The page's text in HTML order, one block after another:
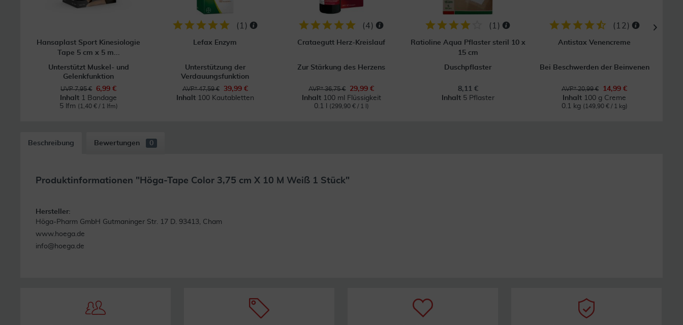
Hansaplast Sport Kinesiologie
Tape 5 cm x 5 m...
Unterstützt Muskel- und
Gelenkfunktion
UVP 7,95 €
6,99 €
Inhalt 1 Bandage
5 lfm (1,40 € / 1 lfm)
( 1 )
Lefax Enzym
Unterstützung der
Verdauungsfunktion
AVP* 47,59 €
39,99 €
Inhalt 100 Kautabletten
(4)
Crataegutt Herz-Kreislauf
Zur Stärkung des Herzens
AVP* 36,75 €
29,99 €
Inhalt 100 ml Flüssigkeit
0.1 l
(299,90 € / 1 l)
( 1 )
Ratioline Aqua Pflaster steril 10 x
15 cm
Duschpflaster
8,11 €
Inhalt 5 Pflaster
( 12 )
Antistax Venencreme
Bei Beschwerden der Beinvenen
AVP* 20,99 €
14,99 €
Inhalt 100 g Creme
0.1 kg (149,90 € / 1 kg)
Beschreibung Bewertungen 0
Produktinformationen "Höga-Tape Color 3,75 cm X 10 M Weiß 1 Stück"
Weiterlesen
Hersteller:
Höga-Pharm GmbH Gutmaninger Str. 17 D. 93413, Cham
www.hoega.de
info@hoega.de